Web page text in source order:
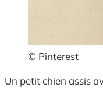
© Pinterest
Un petit chien assis